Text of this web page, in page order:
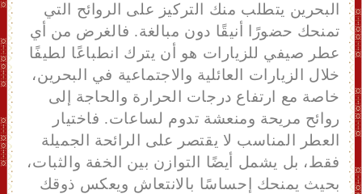
البحرين يتطلب منك التركيز على الروائح التي
تمنحك حضورًا أنيقًا دون مبالغة. فالغرض من أي
عطر صيفي للزيارات هو أن يترك انطباعًا لطيفًا
خلال الزيارات العائلية والاجتماعية في البحرين،
خاصة مع ارتفاع درجات الحرارة والحاجة إلى
روائح مريحة ومنعشة تدوم لساعات. فاختيار
العطر المناسب لا يقتصر على الرائحة الجميلة
فقط، بل يشمل أيضًا التوازن بين الخفة والثبات،
بحيث يمنحك إحساسًا بالانتعاش ويعكس ذوقك